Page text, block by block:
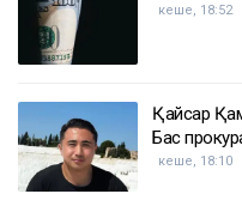
кеше, 18:52
Қайсар
Бас
кеше, 18:10